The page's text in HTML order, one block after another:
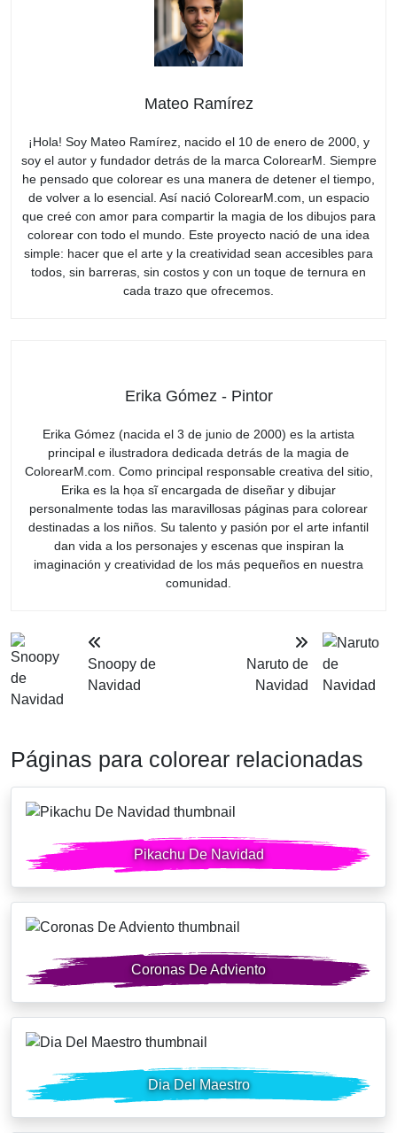
Mateo Ramírez
¡Hola! Soy Mateo Ramírez, nacido el 10 de enero de 2000, y
soy el autor y fundador detrás de la marca ColorearM. Siempre
he pensado que colorear es una manera de detener el tiempo,
de volver a lo esencial. Así nació ColorearM.com, un espacio
que creé con amor para compartir la magia de los dibujos para
colorear con todo el mundo. Este proyecto nació de una idea
simple: hacer que el arte y la creatividad sean accesibles para
todos, sin barreras, sin costos y con un toque de ternura en
cada trazo que ofrecemos.
Erika Gómez - Pintor
Erika Gómez (nacida el 3 de junio de 2000) es la artista
principal e ilustradora dedicada detrás de la magia de
ColorearM.com. Como principal responsable creativa del sitio,
Erika es la họa sĩ encargada de diseñar y dibujar
personalmente todas las maravillosas páginas para colorear
destinadas a los niños. Su talento y pasión por el arte infantil
dan vida a los personajes y escenas que inspiran la
imaginación y creatividad de los más pequeños en nuestra
comunidad.
Snoopy de
Navidad
Naruto de
Navidad
Páginas para colorear relacionadas
Pikachu De Navidad
Coronas De Adviento
Dia Del Maestro